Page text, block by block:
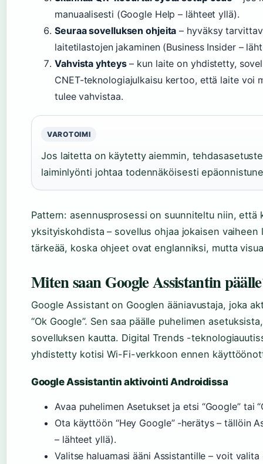
manuaalisesti (Google Help – lähteet yllä).
Seuraa sovelluksen ohjeita – hyväksy
laitetilastojen jakaminen (Business Insider –
Vahvista yhteys– kun laite on yhdistetty,
CNET-teknologiajulkaisu kertoo, että laite voi
tulee vahvistaa.
VAROTOIMI
Jos laitetta on käytetty aiemmin,
laiminlyönti johtaa todennäköisesti
Pattern: asennusprosessi on suunniteltu niin,
yksityiskohdista – sovellus ohjaa jokaisen vaiheen
tärkeää, koska ohjeet ovat englanniksi, mutta
Miten saan Google Assistantin
Google Assistant on Googlen ääniavustaja, joka
“Ok Google”. Sen saa päälle puhelimen
sovelluksen kautta. Digital Trends -
yhdistetty kotisi Wi-Fi-verkkoon ennen
Google Assistantin aktivointi Androidissa
Avaa puhelimen Asetukset ja etsi “Google” tai
Ota käyttöön “Hey Google” -herätys – tällöin
– lähteet yllä).
Valitse haluamasi ääni Assistantille – voit